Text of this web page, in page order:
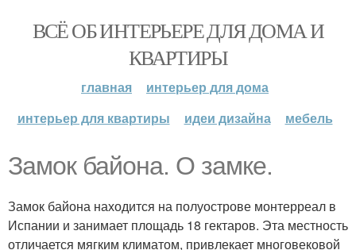
ВСЁ ОБ ИНТЕРЬЕРЕ ДЛЯ ДОМА И
КВАРТИРЫ
главная
интерьер для дома
интерьер для квартиры
идеи дизайна мебель
Замок байона. О замке.
Замок байона находится на полуострове монтерреал в
Испании и занимает площадь 18 гектаров. Эта местность
отличается мягким климатом, привлекает многовековой